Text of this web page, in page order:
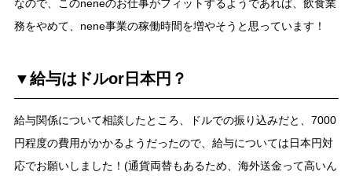
なので、このneneのお仕事がフィットするようであれば、飲食業
務をやめて、nene事業の稼働時間を増やそうと思っています！
▼給与はドルor日本円？
給与関係について相談したところ、ドルでの振り込みだと、7000
円程度の費用がかかるようだったので、給与については日本円対
応でお願いしました！(通貨両替もあるため、海外送金って高いん